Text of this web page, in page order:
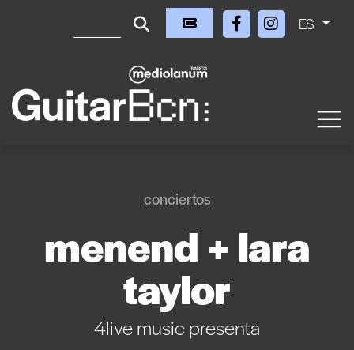
ES
conciertos
menend + lara
taylor
4live music presenta